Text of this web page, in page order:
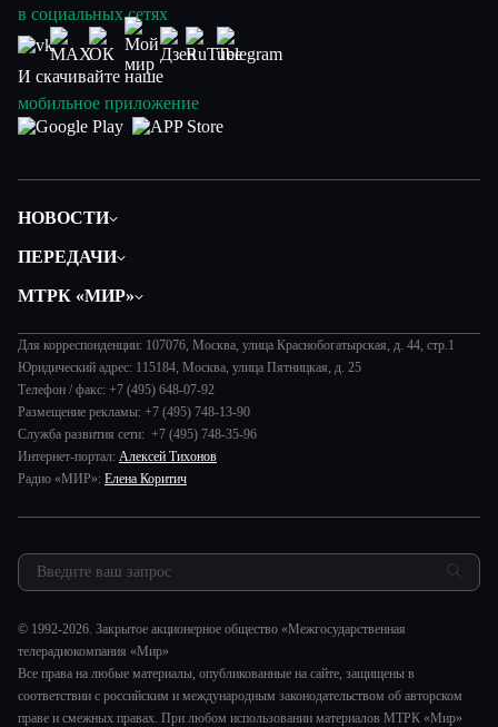
в социальных сетях
И скачивайте наше
мобильное приложение
НОВОСТИ
Экономика
Происшествия
В содружестве
В мире
Наука и технологии
Здоровье и медицина
Культура
Шоу-бизнес
Сад и огород
ПЕРЕДАЧИ
Дела судебные
Диктор делает
Игра в кино
Игра в кино. Мультфильмы
Исторический детектив
МИР. Мнение
Мировое соглашение
Обману.НЕТ
Предварительный диагноз
Пять причин поехать в...
МТРК «МИР»
История
Руководство
Новости компании
Пресса о нас
Карьера
Результаты СОУТ
Для корреспонденции: 107076, Москва, улица Краснобогатырская, д. 44, стр.1
Юридический адрес: 115184, Москва, улица Пятницкая, д. 25
Телефон / факс: +7 (495) 648-07-92
Размещение рекламы: +7 (495) 748-13-90
Служба развития сети: +7 (495) 748-35-96
Интернет-портал: Алексей Тихонов
Радио «МИР»: Елена Коритич
© 1992-2026. Закрытое акционерное общество «Межгосударственная
телерадиокомпания «Мир»
Все права на любые материалы, опубликованные на сайте, защищены в
соответствии с российским и международным законодательством об авторском
праве и смежных правах. При любом использовании материалов МТРК «Мир»